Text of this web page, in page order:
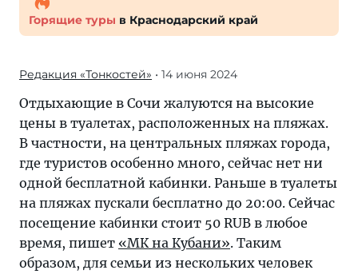
Горящие туры в Краснодарский край
Редакция «Тонкостей» • 14 июня 2024
Отдыхающие в Сочи жалуются на высокие
цены в туалетах, расположенных на пляжах.
В частности, на центральных пляжах города,
где туристов особенно много, сейчас нет ни
одной бесплатной кабинки. Раньше в туалеты
на пляжах пускали бесплатно до 20:00. Сейчас
посещение кабинки стоит 50 RUB в любое
время, пишет «МК на Кубани». Таким
образом, для семьи из нескольких человек